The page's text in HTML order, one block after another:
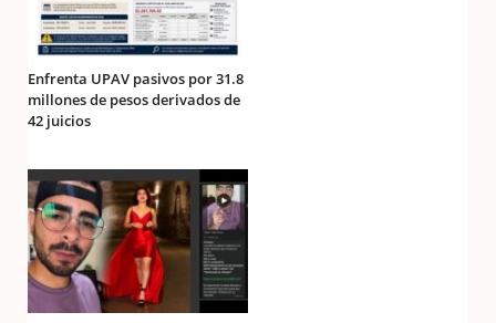
Enfrenta UPAV pasivos por 31.8
millones de pesos derivados de
42 juicios